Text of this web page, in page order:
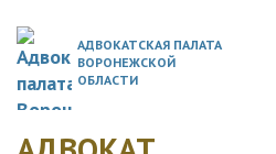
АДВОКАТСКАЯ ПАЛАТА
ВОРОНЕЖСКОЙ
ОБЛАСТИ